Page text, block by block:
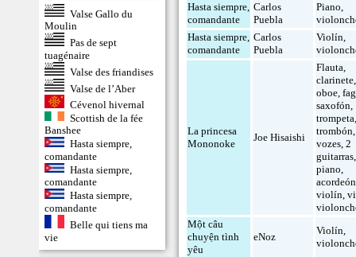
Valse Gallo du
Moulin
Pas de sept
tuagénaire
Valse des friandises
Valse de l’Aber
Cévenol hivernal
Scottish de la fée
Banshee
Hasta siempre,
comandante
Hasta siempre,
comandante
Hasta siempre,
comandante
Belle qui tiens ma
vie
Hasta siempre,
comandante
Carlos
Puebla
Piano,
Hasta siempre,
comandante
Carlos
Puebla
Violín,
La princesa
Mononoke
Joe Hisaishi
Flauta,
clarinete,
oboe,
saxofón,
trompeta
trombón
vozes,2
guitarras,
piano,
acordeón
violín,
Một câu
chuyện tình
yêu
eNoz
Violín,